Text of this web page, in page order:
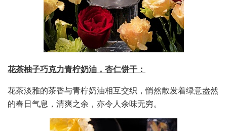
花茶柚⼦巧克⼒⻘柠奶油， 杏仁饼⼲ ：
花茶淡雅的茶香与青柠奶油相互交织，悄然散发着绿意盎然
的春日气息，清爽之余，亦令人余味无穷。